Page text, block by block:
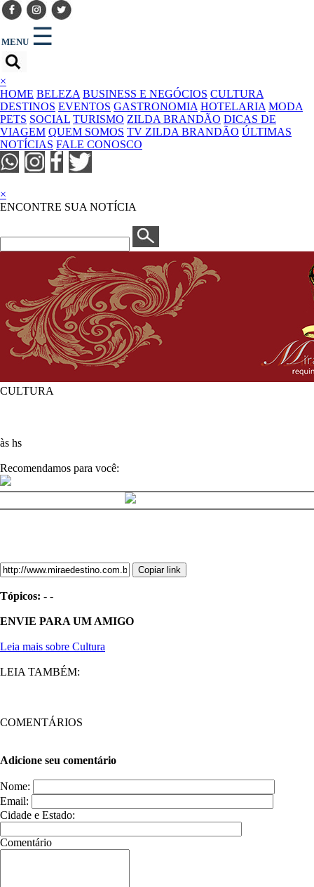
MENU ☰
×
HOME BELEZA BUSINESS E NEGÓCIOS CULTURA
DESTINOS EVENTOS GASTRONOMIA HOTELARIA MODA
PETS SOCIAL TURISMO ZILDA BRANDÃO DICAS DE
VIAGEM QUEM SOMOS TV ZILDA BRANDÃO ÚLTIMAS
NOTÍCIAS FALE CONOSCO
×
ENCONTRE SUA NOTÍCIA
CULTURA
às hs
Recomendamos para você:
Copiar link
Tópicos: - -
ENVIE PARA UM AMIGO
Leia mais sobre Cultura
LEIA TAMBÉM:
COMENTÁRIOS
Adicione seu comentário
Nome:
Email:
Cidade e Estado:
Comentário